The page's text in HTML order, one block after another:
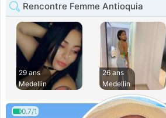
Rencontre Femme Antioquia
29 ans
Medellin
26 ans
Medellin
0.7/1